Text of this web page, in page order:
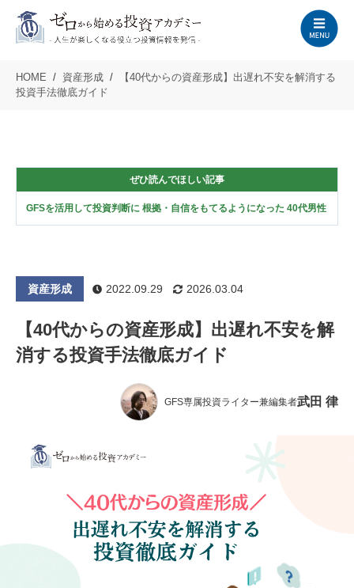
HOME 資産形成
【40代からの資産形成】出遅れ不安を解消する
投資手法徹底ガイド
ぜひ読んでほしい記事
GFSを活用して投資判断に 根拠・自信をもてるようになった 40代男性
資産形成 2022.09.29 2026.03.04
【40代からの資産形成】出遅れ不安を解
消する投資手法徹底ガイド
武田 律
GFS専属投資ライター兼編集者